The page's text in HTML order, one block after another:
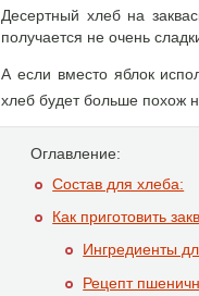
Десертный хлеб на
получается не очень
А если вместо яблок
хлеб будет больше похож
Оглавление:
Состав для хлеба:
Как приготовить
Ингредиенты
Рецепт